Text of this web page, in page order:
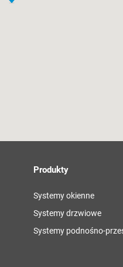
Produkty
Systemy okienne
Systemy drzwiowe
Systemy podnośno-